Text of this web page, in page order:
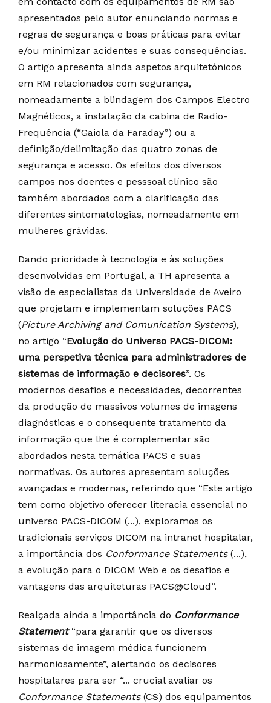
apresentados pelo autor enunciando normas e
regras de segurança e boas práticas para evitar
e/ou minimizar acidentes e suas consequências.
O artigo apresenta ainda aspetos arquitetónicos
em RM relacionados com segurança,
nomeadamente a blindagem dos Campos Electro
Magnéticos, a instalação da cabina de Radio-
Frequência (“Gaiola da Faraday”) ou a
definição/delimitação das quatro zonas de
segurança e acesso. Os efeitos dos diversos
campos nos doentes e pesssoal clínico são
também abordados com a clarificação das
diferentes sintomatologias, nomeadamente em
mulheres grávidas.
Dando prioridade à tecnologia e às soluções
desenvolvidas em Portugal, a TH apresenta a
visão de especialistas da Universidade de Aveiro
que projetam e implementam soluções PACS
(Picture Archiving and Comunication Systems),
no artigo “Evolução do Universo PACS-DICOM:
uma perspetiva técnica para administradores de
sistemas de informação e decisores”. Os
modernos desafios e necessidades, decorrentes
da produção de massivos volumes de imagens
diagnósticas e o consequente tratamento da
informação que lhe é complementar são
abordados nesta temática PACS e suas
normativas. Os autores apresentam soluções
avançadas e modernas, referindo que “Este artigo
tem como objetivo oferecer literacia essencial no
universo PACS-DICOM (...), exploramos os
tradicionais serviços DICOM na intranet hospitalar,
a importância dos Conformance Statements(...),
a evolução para o DICOM Web e os desafios e
vantagens das arquiteturas PACS@Cloud”.
Realçada ainda a importância do Conformance
Statement“para garantir que os diversos
sistemas de imagem médica funcionem
harmoniosamente”, alertando os decisores
hospitalares para ser “... crucial avaliar os
Conformance Statements(CS) dos equipamentos